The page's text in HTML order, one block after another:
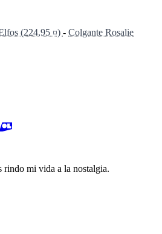
(224,95 ¤) - Colgante Rosalie
rindo mi vida a la nostalgia.